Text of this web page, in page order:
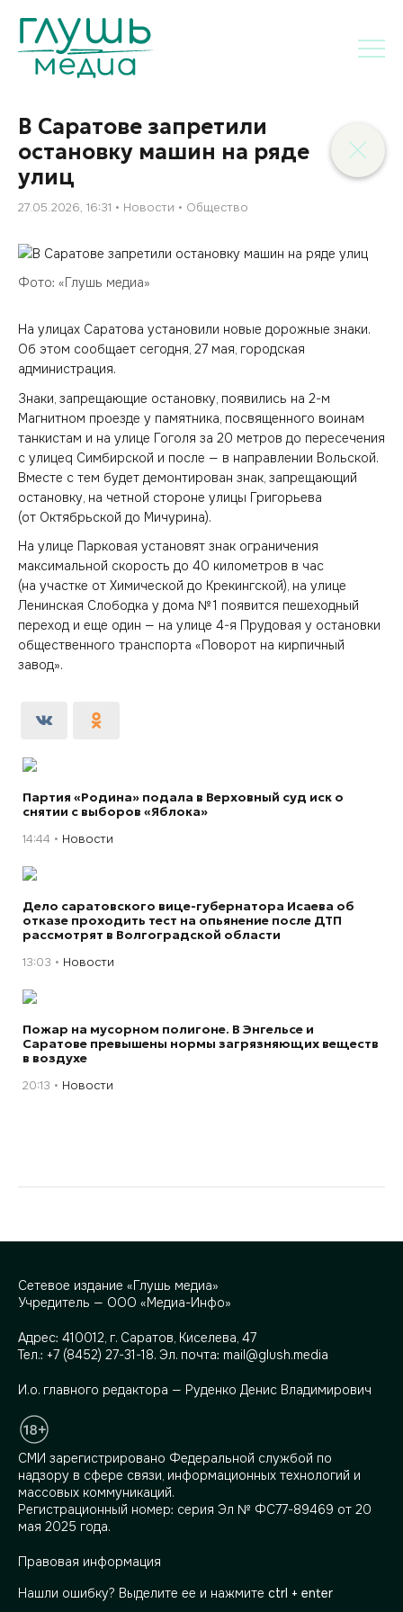
В Саратове запретили
остановку машин на ряде
улиц
27.05.2026, 16:31 Новости Общество
Фото: «Глушь медиа»
На улицах Саратова установили новые дорожные знаки.
Об этом сообщает сегодня, 27 мая, городская
администрация.
Знаки, запрещающие остановку, появились на 2-м
Магнитном проезде у памятника, посвященного воинам
танкистам и на улице Гоголя за 20 метров до пересечения
с улицеq Симбирской и после — в направлении Вольской.
Вместе с тем будет демонтирован знак, запрещающий
остановку, на четной стороне улицы Григорьева
(от Октябрьской до Мичурина).
На улице Парковая установят знак ограничения
максимальной скорость до 40 километров в час
(на участке от Химической до Крекингской), на улице
Ленинская Слободка у дома № 1 появится пешеходный
переход и еще один — на улице 4-я Прудовая у остановки
общественного транспорта «Поворот на кирпичный
завод».
Партия «Родина» подала в Верховный суд иск о
снятии с выборов «Яблока»
14:44 Новости
Дело саратовского вице-губернатора Исаева об
отказе проходить тест на опьянение после ДТП
рассмотрят в Волгоградской области
13:03 Новости
Пожар на мусорном полигоне. В Энгельсе и
Саратове превышены нормы загрязняющих веществ
в воздухе
20:13 Новости
Сетевое издание «Глушь медиа»
Учредитель — ООО «Медиа-Инфо»
Адрес: 410012, г. Саратов, Киселева, 47
Тел.: +7 (8452) 27-31-18. Эл. почта: mail@glush.media
И.о. главного редактора — Руденко Денис Владимирович
СМИ зарегистрировано Федеральной службой по
надзору в сфере связи, информационных технологий и
массовых коммуникаций.
Регистрационный номер: серия Эл № ФС77-89469 от 20
мая 2025 года.
Правовая информация
Нашли ошибку? Выделите ее и нажмите ctrl + enter